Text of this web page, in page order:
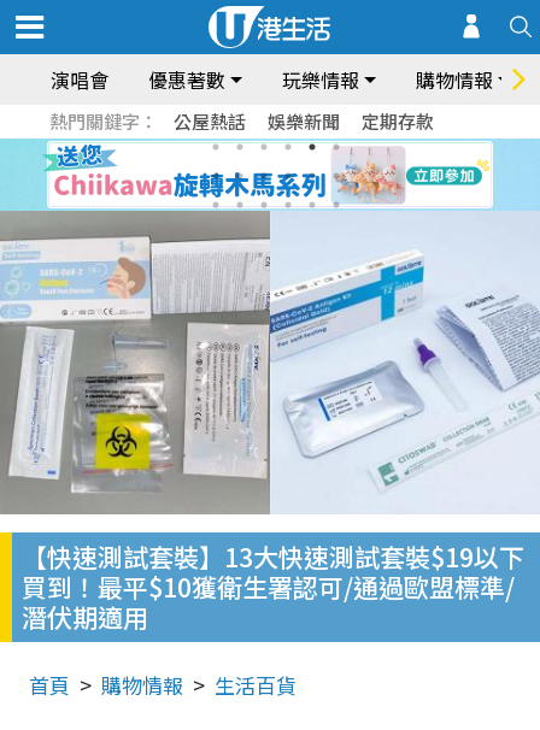
演唱會 優惠著數 玩樂情報 購物情報
熱門關鍵字： 公屋熱話 娛樂新聞 定期存款
【快速測試套裝】13大快速測試套裝$19以下
買到！最平$10獲衛生署認可/通過歐盟標準/
潛伏期適用
首頁 購物情報 生活百貨